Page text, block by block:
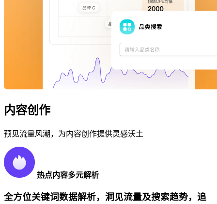
内容创作
预见流量风潮，为内容创作提供灵感沃土
热点内容多元解析
全方位关键词数据解析，洞见流量及搜索趋势，追